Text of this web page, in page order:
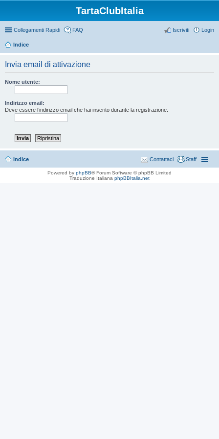
TartaClubItalia
Collegamenti Rapidi FAQ Login
Iscriviti
Indice
Invia email di attivazione
Nome utente:
Indirizzo email:
Deve essere l’indirizzo email che hai inserito durante la registrazione.
Indice Staff
Contattaci
Powered by phpBB® Forum Software © phpBB Limited
Traduzione Italiana phpBBItalia.net